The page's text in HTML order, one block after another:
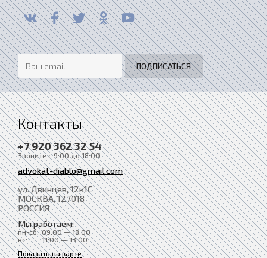
Контакты
+7 920 362 32 54
Звоните с 9:00 до 18:00
advokat-diablo@gmail.com
ул. Двинцев, 12к1С
МОСКВА, 127018
РОССИЯ
Мы работаем:
пн-сб: 09:00 — 18:00
вс:
11:00 — 13:00
Показать на карте